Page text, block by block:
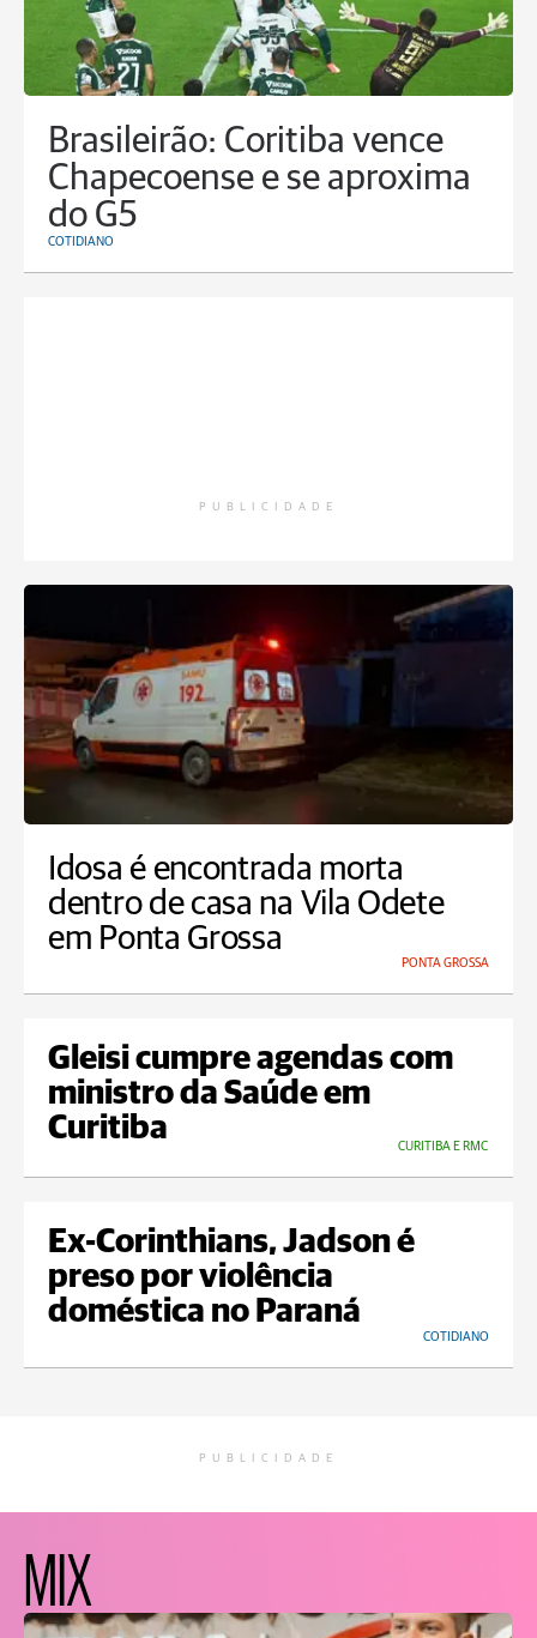
Brasileirão: Coritiba vence
Chapecoense e se aproxima
do G5
COTIDIANO
PUBLICIDADE
Idosa é encontrada morta
dentro de casa na Vila Odete
em Ponta Grossa
PONTA GROSSA
Gleisi cumpre agendas com
ministro da Saúde em
Curitiba
CURITIBA E RMC
Ex-Corinthians, Jadson é
preso por violência
doméstica no Paraná
COTIDIANO
PUBLICIDADE
MIX